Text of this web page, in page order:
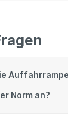
Norm an?